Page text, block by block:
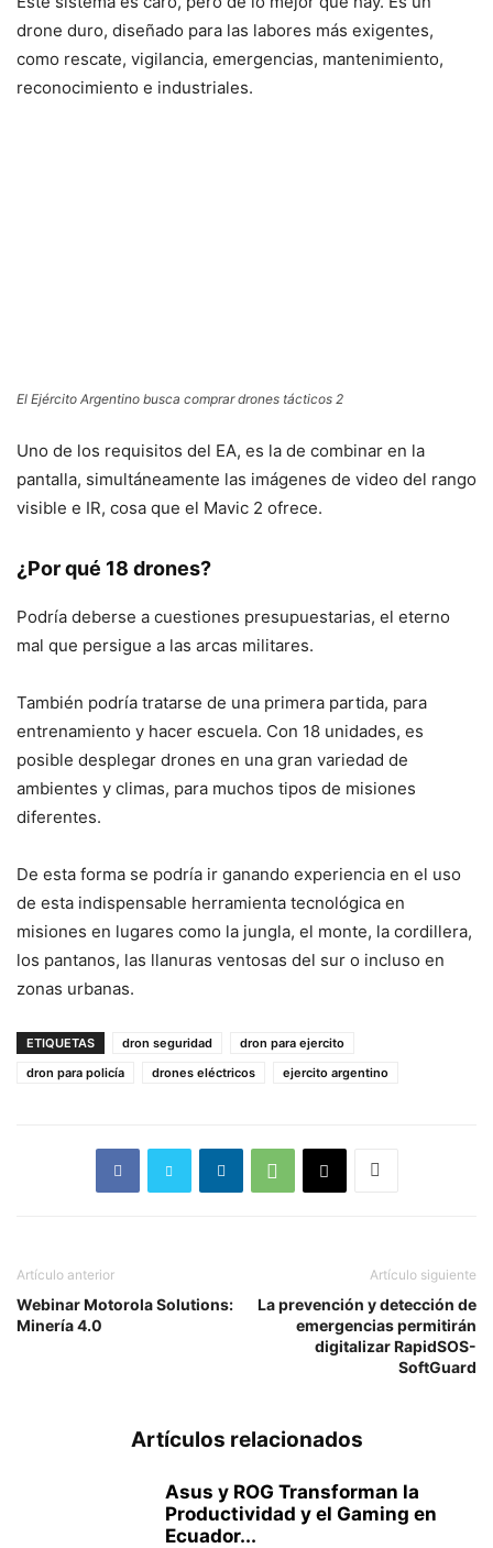
drone duro, diseñado para las labores más exigentes,
como rescate, vigilancia, emergencias, mantenimiento,
reconocimiento e industriales.
El Ejército Argentino busca comprar drones tácticos 2
Uno de los requisitos del EA, es la de combinar en la
pantalla, simultáneamente las imágenes de video del rango
visible e IR, cosa que el Mavic 2 ofrece.
¿Por qué 18 drones?
Podría deberse a cuestiones presupuestarias, el eterno
mal que persigue a las arcas militares.
También podría tratarse de una primera partida, para
entrenamiento y hacer escuela. Con 18 unidades, es
posible desplegar drones en una gran variedad de
ambientes y climas, para muchos tipos de misiones
diferentes.
De esta forma se podría ir ganando experiencia en el uso
de esta indispensable herramienta tecnológica en
misiones en lugares como la jungla, el monte, la cordillera,
los pantanos, las llanuras ventosas del sur o incluso en
zonas urbanas.
ETIQUETAS dron seguridad
dron para ejercito
dron para policía
drones eléctricos ejercito argentino
Artículo anterior
Webinar Motorola Solutions:
Minería 4.0
Artículo siguiente
La prevención y detección de
emergencias permitirán
digitalizar RapidSOS-
SoftGuard
Artículos relacionados
Asus y ROG Transforman la
Productividad y el Gaming en
Ecuador...